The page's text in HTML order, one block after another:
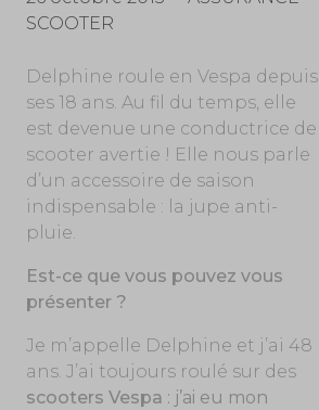
SCOOTER
Delphine roule en Vespa depuis
ses 18 ans. Au fil du temps, elle
est devenue une conductrice de
scooter avertie ! Elle nous parle
d’un accessoire de saison
indispensable : la jupe anti-
pluie.
Est-ce que vous pouvez vous
présenter ?
Je m’appelle Delphine et j’ai 48
ans. J’ai toujours roulé sur des
scooters Vespa : j’ai eu mon